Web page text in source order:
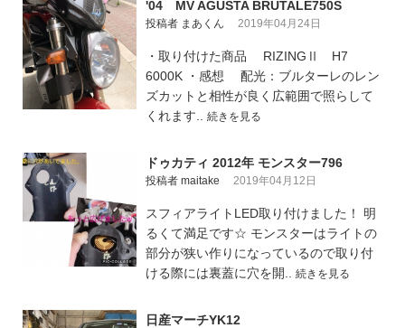
'04 MV AGUSTA BRUTALE750S
投稿者 まあくん 2019年04月24日
・取り付けた商品 RIZINGⅡ H7
6000K ・感想 配光：ブルターレのレン
ズカットと相性が良く広範囲で照らして
くれます.. 続きを見る
ドゥカティ 2012年 モンスター796
投稿者 maitake 2019年04月12日
スフィアライトLED取り付けました！ 明
るくて満足です☆ モンスターはライトの
部分が狭い作りになっているので取り付
ける際には裏蓋に穴を開.. 続きを見る
日産マーチYK12